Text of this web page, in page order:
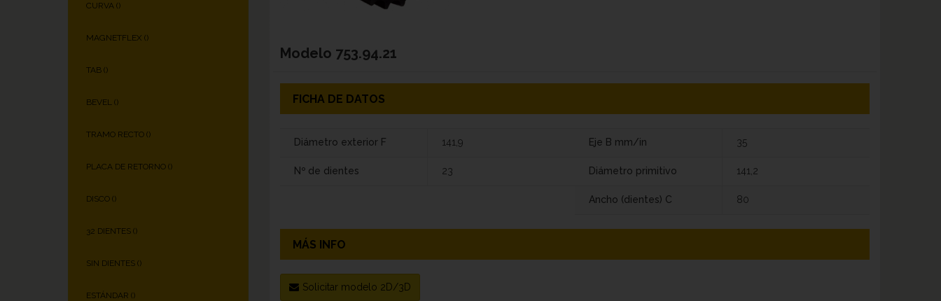
CURVA ()
MAGNETFLEX ()
TAB ()
BEVEL ()
TRAMO RECTO ()
PLACA DE RETORNO ()
DISCO ()
32 DIENTES ()
SIN DIENTES ()
ESTÁNDAR ()
Modelo 753.94.21
FICHA DE DATOS
Diámetro exterior F 141,9
Nº de dientes 23
Eje B mm/in 35
Diámetro primitivo 141,2
Ancho (dientes) C 80
MÁS INFO
Solicitar modelo 2D/3D